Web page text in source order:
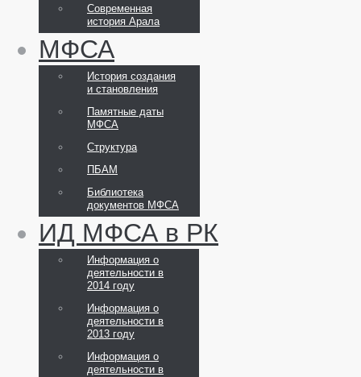
Современная
история Арала
МФСА
История создания
и становления
Памятные даты
МФСА
Структура
ПБАМ
Библиотека
документов МФСА
ИД МФСА в РК
Информация о
деятельности в
2014 году
Информация о
деятельности в
2013 году
Информация о
деятельности в